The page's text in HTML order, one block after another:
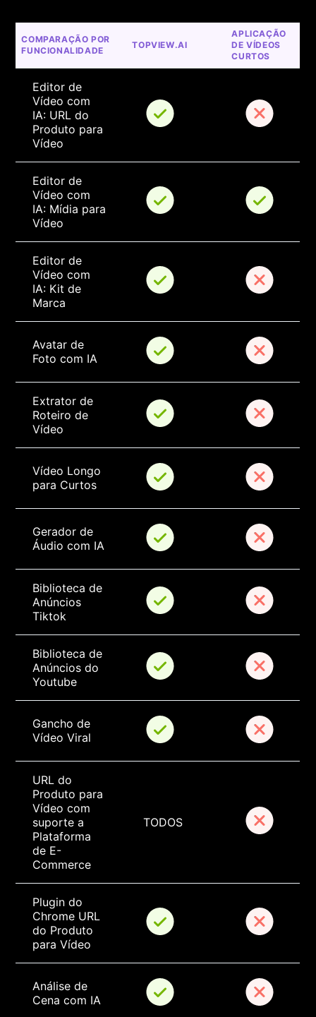
COMPARAÇÃO POR
FUNCIONALIDADE
TOPVIEW.AI
APLICAÇÃO
DE VÍDEOS
CURTOS
Editor de
Vídeo com
IA: URL do
Produto para
Vídeo
Editor de
Vídeo com
IA: Mídia para
Vídeo
Editor de
Vídeo com
IA: Kit de
Marca
Avatar de
Foto com IA
Extrator de
Roteiro de
Vídeo
Vídeo Longo
para Curtos
Gerador de
Áudio com IA
Biblioteca de
Anúncios
Tiktok
Biblioteca de
Anúncios do
Youtube
Gancho de
Vídeo Viral
URL do
Produto para
Vídeo com
suporte a
Plataforma
de E-
Commerce
TODOS
Plugin do
Chrome URL
do Produto
para Vídeo
Análise de
Cena com IA